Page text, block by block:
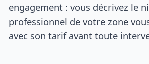
engagement : vous décrivez le
professionnel de votre zone
avec son tarif avant toute